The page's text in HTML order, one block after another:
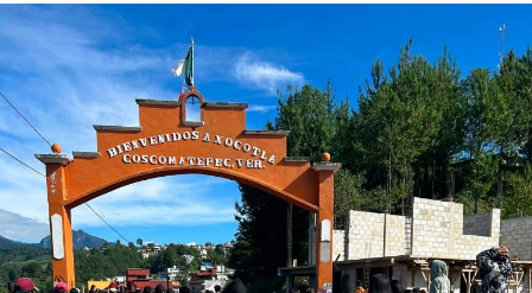
últimos 12 meses.
La funcionaria precisó que cada donación de sangre
equivale a una cantidad de 450 mililitros, lo
correspondiente al 10% del total del volumen
sanguíneo de cada persona, y se puede fraccionar en
cuatro productos: concentrado eritrocitario, plaquetas,
plasma y crioprecipitado, y con ello se pueden salvas
hasta tres vidas.